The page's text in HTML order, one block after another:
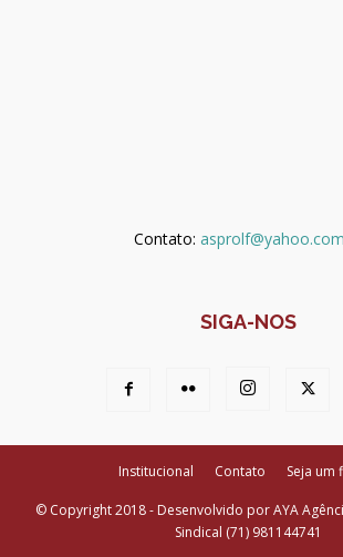
Contato:
SIGA-NOS
Institucional Contato Seja um
© Copyright 2018 - Desenvolvido por AYA
Sindical (71) 981144741